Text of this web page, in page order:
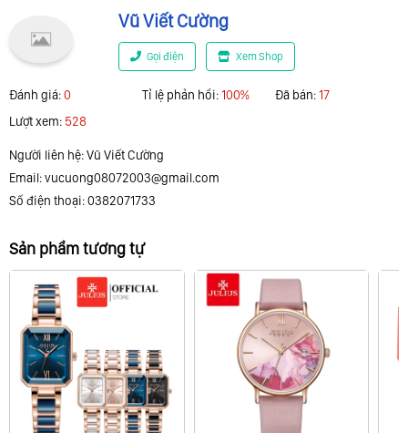
Vũ Viết Cường
Gọi điện Xem Shop
Đánh giá:0 Tỉ lệ phản hổi:100% Đã bán:17
Lượt xem: 528
Người liên hệ: Vũ Viết Cường
Email:vucuong08072003@gmail.com
Số điện thoại: 0382071733
Sản phẩm tương tự